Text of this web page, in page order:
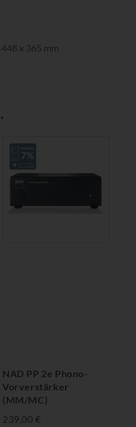
x 365 mm
NAD PP 2e Phono-
Vorverstärker
(MM/MC)
239,00 €